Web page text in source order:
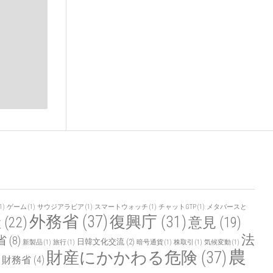
ゲーム (1) サウジアラビア (1) スマートウォッチ (1) チャットGTP(1) メタバースと
(22)外務省(37)復興庁 (31)意見 (19)
(8) 新製品(1) 旅行(1) 日韓文化交流(2) 暗号通貨(1) 株取引 (1) 気候変動(1) 法
財務省(4) 財産にかかわる危険 (37) 農